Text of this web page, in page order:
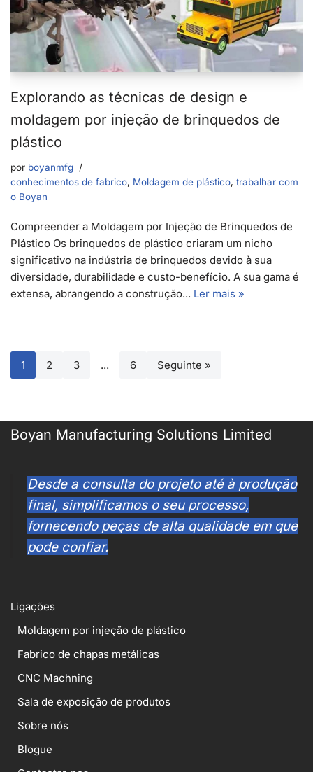
Explorando as técnicas de design e
moldagem por injeção de brinquedos de
plástico
por boyanmfg
conhecimentos de fabrico, Moldagem de plástico, trabalhar com
o Boyan
Compreender a Moldagem por Injeção de Brinquedos de
Plástico Os brinquedos de plástico criaram um nicho
significativo na indústria de brinquedos devido à sua
diversidade, durabilidade e custo-benefício. A sua gama é
extensa, abrangendo a construção... Ler mais »
1 2 3 ... 6 Seguinte »
Boyan Manufacturing Solutions Limited
Desde a consulta do projeto até à produção
final, simplificamos o seu processo,
fornecendo peças de alta qualidade em que
pode confiar.
Ligações
Moldagem por injeção de plástico
Fabrico de chapas metálicas
CNC Machning
Sala de exposição de produtos
Sobre nós
Blogue